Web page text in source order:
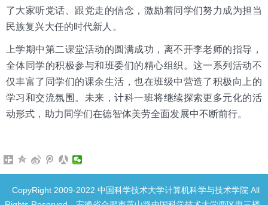
了大家听党话、跟党走的信念，激励着同学们努力成为担当
民族复兴大任的时代新人。
上学期中第二课堂活动的圆满成功，离不开李老师的指导，
全体同学的积极参与和班委们的精心组织。这一系列活动不
仅丰富了同学们的课余生活，也在班级中营造了积极向上的
学习和交流氛围。未来，计科一班将继续探索更多元化的活
动形式，助力同学们在德智体美劳全面发展中不断前行。
CopyRight 2009-2022 中国科学技术大学计算机科学与技术学院 All